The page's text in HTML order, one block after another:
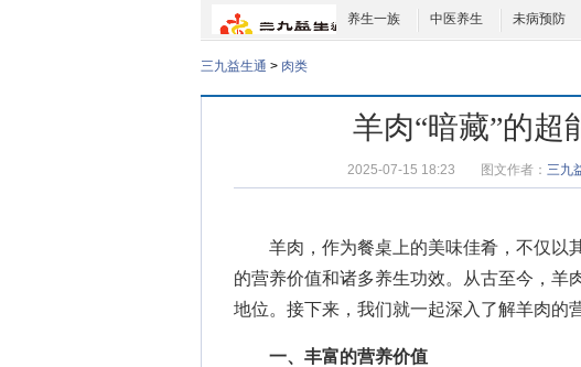
养生一族 中医养生 未病预防
三九益生通 > 肉类
羊肉“暗藏”的超
2025-07-15 18:23 图文作者： 三九
羊肉，作为餐桌上的美味佳肴，不仅以
的营养价值和诸多养生功效。从古至今，羊
地位。接下来，我们就一起深入了解羊肉的
一、丰富的营养价值